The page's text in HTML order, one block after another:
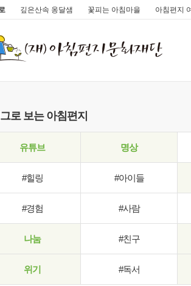
깊은산속 옹달샘 꽃피는 아침마을 아침편지
로 보는 아침편지
유튜브 명상
#힐링 #아이들
#경험 #사람
나눔 #친구
위기 #독서